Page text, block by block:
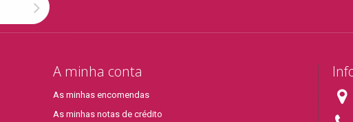
A minha conta
As minhas encomendas
As minhas notas de crédito